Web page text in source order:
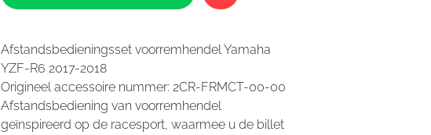
Afstandsbedieningsset voorremhendel Yamaha
YZF-R6 2017-2018
Origineel accessoire nummer: 2CR-FRMCT-00-00
Afstandsbediening van voorremhendel
geïnspireerd op de racesport, waarmee u de billet